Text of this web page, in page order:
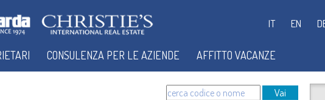
Vai
EN
IT
CONSULENZA PER LE AZIENDE AFFITTO VACANZE